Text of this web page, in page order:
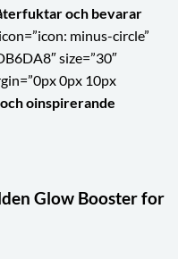
och bevarar
minus-circle”
size=”30″
0px 10px
oinspirerande
Glow Booster for